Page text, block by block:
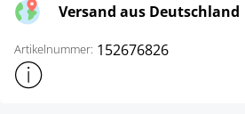
Versand aus Deutschland
Artikelnummer: 152676826
Weitere Produktinformationen anzeigen